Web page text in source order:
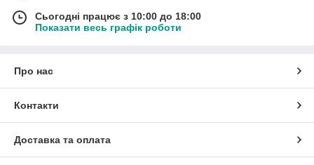
Сьогодні працює з 10:00 до 18:00
Показати весь графік роботи
Про нас
Контакти
Доставка та оплата